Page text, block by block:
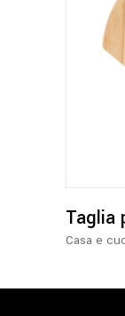
Taglia
Casa e